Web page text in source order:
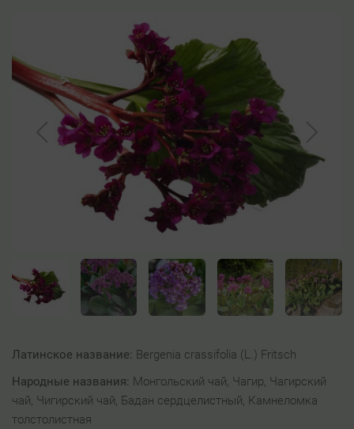
Латинское название: Bergenia crassifolia (L.) Fritsch
Народные названия: Монгольский чай, Чагир, Чагирский
чай, Чигирский чай, Бадан сердцелистный, Камнеломка
толстолистная